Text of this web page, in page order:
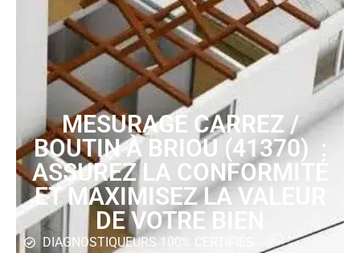
MESURAGE CARREZ /
BOUTIN À BRIOU (41370) :
ASSUREZ LA CONFORMITÉ
ET MAXIMISEZ LA VALEUR
DE VOTRE BIEN
DIAGNOSTIQUEURS 100% CERTIFIÉS